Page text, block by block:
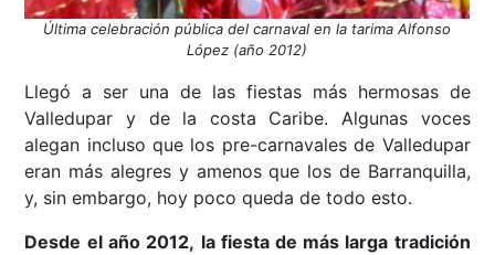
Última celebración pública del carnaval en la tarima Alfonso
López (año 2012)
Llegó a ser una de las fiestas más hermosas de
Valledupar y de la costa Caribe. Algunas voces
alegan incluso que los pre-carnavales de Valledupar
eran más alegres y amenos que los de Barranquilla,
y, sin embargo, hoy poco queda de todo esto.
Desde el año 2012, la fiesta de más larga tradición